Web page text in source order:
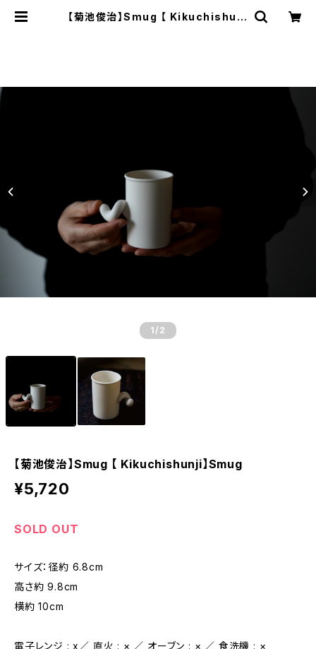
【菊池俊治】Smug 【 Kikuchishunj
1 /2
【菊池俊治】Smug 【 Kikuchishunji】Smug
¥5,720
SOLD OUT
サイズ：径約 6.8cm
高さ約 9.8cm
横約 10cm
電子レンジ : x／ 直火 : × ／ オーブン : × ／ 食洗機 : ×